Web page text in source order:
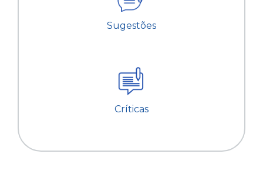
Sugestões
Críticas